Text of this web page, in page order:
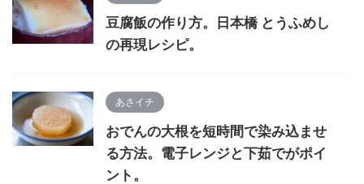
豆腐飯の作り方。日本橋 とうふめし
の再現レシピ。
あさイチ
おでんの大根を短時間で染み込ませ
る方法。電子レンジと下茹でがポイ
ント。